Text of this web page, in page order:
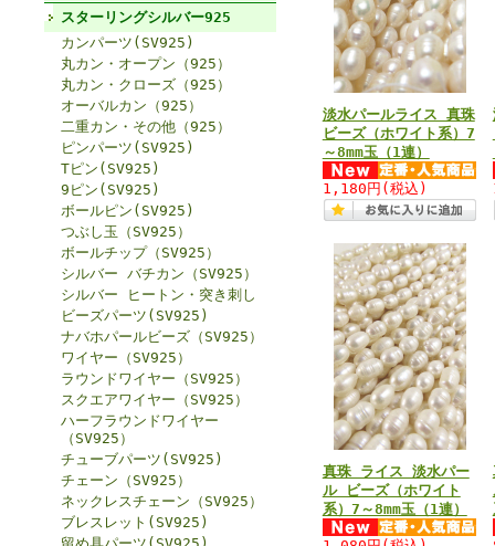
スターリングシルバー925
カンパーツ(SV925)
丸カン・オープン（925）
丸カン・クローズ（925）
オーバルカン（925）
二重カン・その他（925）
ピンパーツ(SV925)
Tピン(SV925)
9ピン(SV925)
ボールピン(SV925)
つぶし玉（SV925）
ボールチップ（SV925）
シルバー バチカン（SV925）
シルバー ヒートン・突き刺し
ビーズパーツ(SV925)
ナバホパールビーズ（SV925）
ワイヤー（SV925）
ラウンドワイヤー（SV925）
スクエアワイヤー（SV925）
ハーフラウンドワイヤー
（SV925）
チューブパーツ(SV925)
チェーン（SV925）
ネックレスチェーン（SV925）
ブレスレット(SV925)
淡水パールライス 真珠
ビーズ（ホワイト系）7
～8mm玉（1連）
1,180円 (税込)
真珠 ライス 淡水パー
ル ビーズ（ホワイト
系）7～8mm玉（1連）